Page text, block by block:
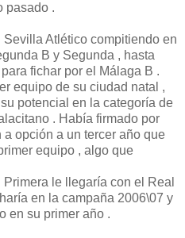
pasado .
Atlético compitiendo en
B y Segunda , hasta
fichar por el Málaga B .
equipo de su ciudad natal ,
potencial en la categoría de
. Había firmado por
opción a un tercer año que
equipo , algo que
le llegaría con el Real
en la campaña 2006\07 y
en su primer año .